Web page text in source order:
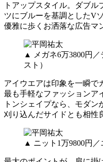
トアップスタイル。ダブ
ツにブルーを基調としたV
優雅に歩くお洒落な広告マ
▲ メガネ6万3800円
スト）
アイウエアは印象を一瞬で
最も手軽なファッションア
トンシェイプなら、モダン
刈り込んだサイドとも相性
▲ ニット1万9800円